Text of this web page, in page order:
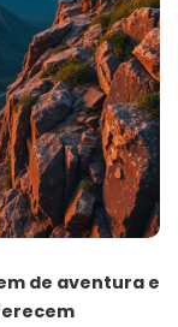
de aventura e